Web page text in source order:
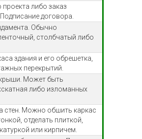
либо заказ
договора.
Обычно
столбчатый либо
здания и его обрешетка,
перекрытий.
Может быть
либо изломанных
стен. Можно обшить каркас
отделать плиткой,
или кирпичем.